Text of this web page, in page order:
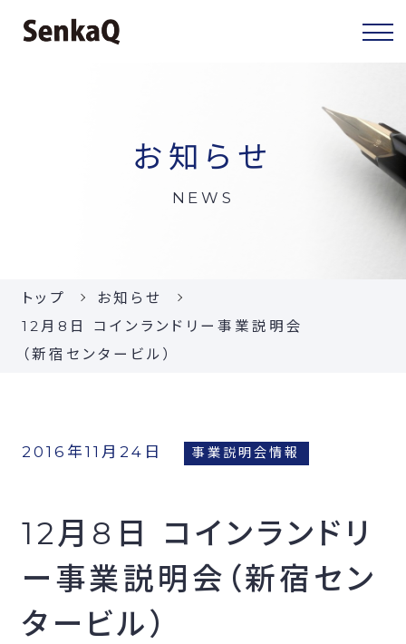
当社の事業
FCオーナー募集
お知らせ
NEWS
トップ
お知らせ
12月8日 コインランドリー事業説明会
（新宿センタービル）
2016年11月24日 事業説明会情報
12月8日 コインランドリ
ー事業説明会（新宿セン
タービル）